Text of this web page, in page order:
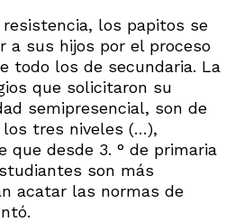
resistencia, los papitos se
a sus hijos por el proceso
todo los de secundaria. La
que solicitaron su
semipresencial, son de
los tres niveles (…),
que desde 3. ° de primaria
son más
acatar las normas de